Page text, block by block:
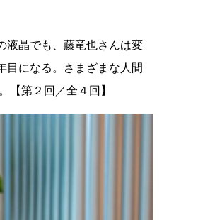
液晶でも、藤竜也さんは変
目になる。さまざまな人間
【第２回／全４回】